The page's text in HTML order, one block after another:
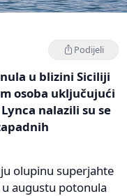
Podijeli
u blizini Siciliji
osoba uključujući
nalazili su se
olupinu superjahte
augustu potonula